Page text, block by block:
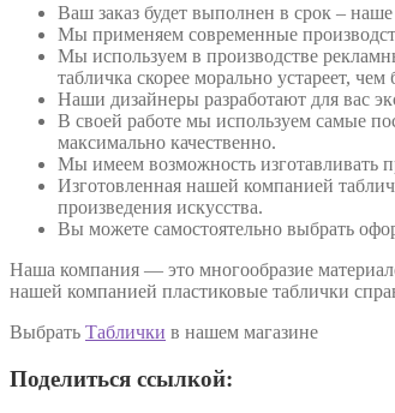
Ваш заказ будет выполнен в срок –
Мы применяем современные
Мы используем в производстве
табличка скорее морально устареет,
Наши дизайнеры разработают для вас
В своей работе мы используем самые
максимально качественно.
Мы имеем возможность изготавливать
Изготовленная нашей компанией
произведения искусства.
Вы можете самостоятельно выбрать
Наша компания — это многообразие
нашей компанией пластиковые таблички
Выбрать Таблички в нашем магазине
Поделиться ссылкой: